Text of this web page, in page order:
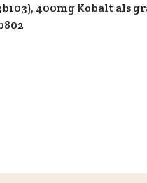
400mg Kobalt als